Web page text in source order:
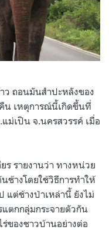
ว ถอนมันสำปะหลังของ
คืน เหตุการณ์นี้เกิดขึ้นที่
ม่เปิน จ.นครสวรรค์ เมื่อ
ร รายงานว่า ทางหน่วย
ช้างโดยใช้วิธีการทำให้
แต่ช้างป่าเหล่านี้ ยังไม่
ตกกลุ่มกระจายตัวกัน
ของชาวบ้านอย่างต่อ